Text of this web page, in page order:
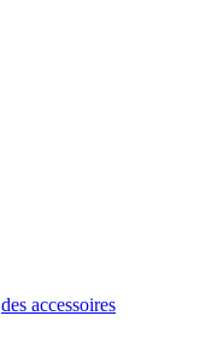
des accessoires